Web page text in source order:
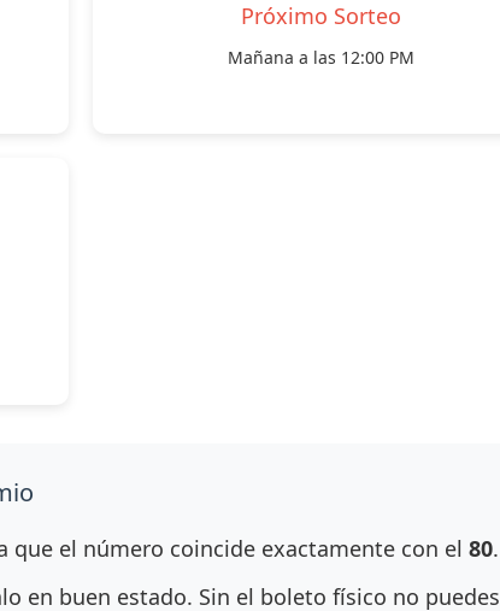
Próximo Sorteo
Mañana a las 12:00 PM
que el número coincide exactamente con el 80.
en buen estado. Sin el boleto físico no puedes